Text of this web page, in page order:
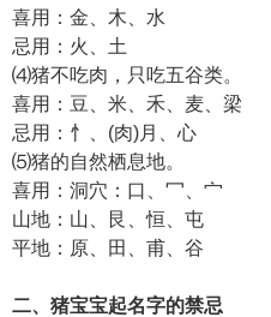
喜用：金、木、水
忌用：火、土
⑷猪不吃肉，只吃五谷类。
喜用：豆、米、禾、麦、梁
忌用：忄、(肉)月、心
⑸猪的自然栖息地。
喜用：洞穴：口、冖、宀
山地：山、艮、恒、屯
平地：原、田、甫、谷
二、猪宝宝起名字的禁忌